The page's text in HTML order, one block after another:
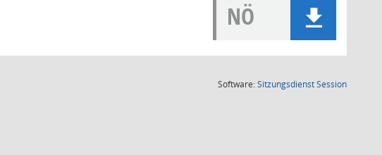
NÖ
Software:SitzungsdienstSession(Wird in